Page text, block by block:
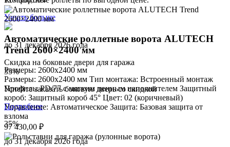
Узнать больше
до 31 декабря 2026 года
Скидка на боковые двери для гаража
35%
Успейте заказать боковую дверь со скидкой
Подробнее
35%
до 31 декабря 2026 года
Автоматические роллетные ворота ALUTECH
Trend 2600×2400 мм
Размеры: 2600x2400 мм
Размеры: 2600x2400 мм Тип монтажа: Встроенный монтаж
Профиль: PD/77 c мягким пенным наполнителем Защитный
короб: Защитный короб 45° Цвет: 02 (коричневый)
Управление: Автоматическое Защита: Базовая защита от
взлома
97 430,00 ₽